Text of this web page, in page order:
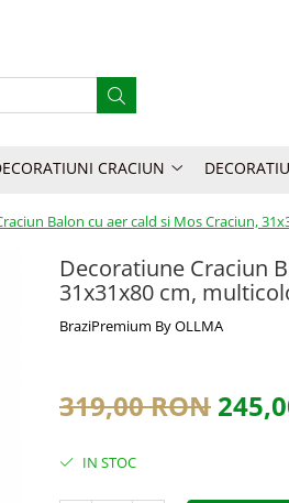
CRACIUN
Balon cu aer cald si Mos Craciun,
Decoratiune Craciun
31x31x80 cm,
BraziPremium By OLLMA
319,00 RON
IN STOC